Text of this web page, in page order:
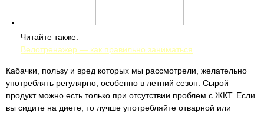
Читайте также:
Велотренажер — как правильно заниматься
Кабачки, пользу и вред которых мы рассмотрели, желательно
употреблять регулярно, особенно в летний сезон. Сырой
продукт можно есть только при отсутствии проблем с ЖКТ. Если
вы сидите на диете, то лучше употребляйте отварной или